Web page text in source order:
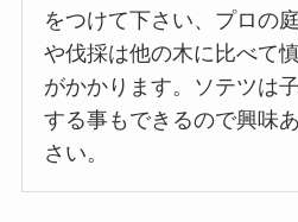
をつけて下さい、プロの
や伐採は他の木に比べて
がかかります。ソテツは
する事もできるので興味
さい。